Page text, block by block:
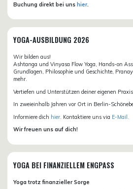
Buchung direkt bei uns hier.
YOGA-AUSBILDUNG 2026
Wir bilden aus!
Ashtanga und Vinyasa Flow Yoga, Hands-on
Grundlagen, Philosophie und Geschichte,
mehr.
Vertiefen und Unterstützen deiner eigenen Praxis
In zweieinhalb Jahren vor Ort in Berlin-
Informiere dich hier . Kontaktiere uns via E-Mail.
Wir freuen uns auf dich!
YOGA BEI FINANZIELLEM ENGPASS
Yoga trotz finanzieller Sorge